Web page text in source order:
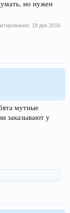
но нужен
18 дек 2016
мутные
заказывают у